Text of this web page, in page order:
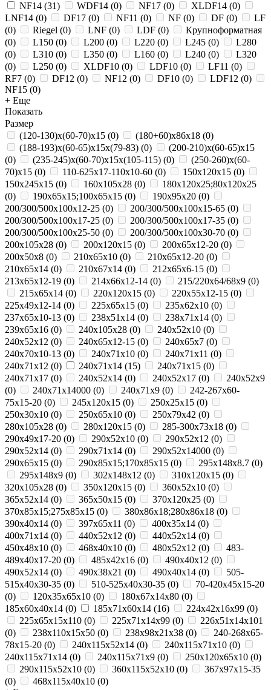
NF14 (31) WDF14 (0) NF17 (0) XLDF14 (0)
LNF14 (0) DF17 (0) NF11 (0) NF (0) DF (0)
LF
(0) Riegel (0) LNF (0) LDF (0)
Крупноформатная
(0) L150 (0) L200 (0) L220 (0) L245 (0)
L280
(0) L310 (0) L350 (0) L160 (0) L240 (0)
L320
(0) L250 (0) XLDF10 (0) LDF10 (0) LF11 (0)
RF7 (0) DF12 (0) NF12 (0) DF10 (0) LDF12 (0)
NF15 (0)
+ Еще
Показать
Размер
(120-130)х(60-70)х15 (0) (180+60)х86х18 (0)
(188-193)х(60-65)х15х(79-83) (0)
(200-210)х(60-65)х15
(0) (235-245)х(60-70)х15х(105-115) (0)
(250-260)х(60-
70)х15 (0) 110-625x17-110x10-60 (0) 150x120x15 (0)
150x245x15 (0) 160x105x28 (0)
180х120х25;80х120х25
(0) 190х65х15;100х65х15 (0) 190х95х20 (0)
200/300/500x100x12-25 (0) 200/300/500x100x15-65 (0)
200/300/500x100x17-25 (0) 200/300/500x100x17-35 (0)
200/300/500x100x25-50 (0) 200/300/500x100x30-70 (0)
200x105x28 (0) 200x120x15 (0) 200x65x12-20 (0)
200х50х8 (0) 210x65x10 (0) 210x65x12-20 (0)
210x65x14 (0) 210х67х14 (0) 212x65x6-15 (0)
213x65x12-19 (0) 214x66x12-14 (0) 215/220х64/68х9 (0)
215х65х14 (0) 220x120x15 (0) 220x55x12-15 (0)
225x49x12-14 (0) 225х65х15 (0) 235x62x10 (0)
237x65x10-13 (0) 238х51х14 (0) 238х71х14 (0)
239х65х16 (0) 240x105x28 (0) 240x52x10 (0)
240x52x12 (0) 240x65x12-15 (0) 240x65x7 (0)
240x70x10-13 (0) 240x71x10 (0) 240x71x11 (0)
240x71x12 (0) 240x71x14 (15) 240x71x15 (0)
240x71x17 (0) 240х52х14 (0) 240х52х17 (0)
240х52х9
(0) 240х71х14000 (0) 240х71х9 (0)
242-267x60-
75x15-20 (0) 245x120x15 (0) 250x25x15 (0)
250x30x10 (0) 250x65x10 (0) 250х79х42 (0)
280x105x28 (0) 280x120x15 (0) 285-300x73x18 (0)
290x49x17-20 (0) 290x52x10 (0) 290x52x12 (0)
290x52x14 (0) 290x71x14 (0) 290х52х14000 (0)
290х65х15 (0) 290х85х15;170х85х15 (0) 295х148х8.7 (0)
295х148х9 (0) 302х148х12 (0) 310x120x15 (0)
320x105x28 (0) 350x120x15 (0) 360х52х10 (0)
365x52x14 (0) 365х50х15 (0) 370х120х25 (0)
370х85х15;275х85х15 (0) 380х86х18;280х86х18 (0)
390x40x14 (0) 397x65x11 (0) 400х35х14 (0)
400х71х14 (0) 440x52x12 (0) 440х52х14 (0)
450x48x10 (0) 468x40x10 (0) 480х52х12 (0)
483-
489x40x17-20 (0) 485х42х16 (0) 490x40x12 (0)
490x52x14 (0) 490х38х21 (0) 490х40х14 (0)
505-
515x40x30-35 (0) 510-525x40x30-35 (0)
70-420x45x15-20
(0) 120x35x65x10 (0) 180х67х14х80 (0)
185x60x40x14 (0) 185х71х60х14 (16) 224х42х16х99 (0)
225х65х15х110 (0) 225х71х14х99 (0)
226х51х14х101
(0) 238х110х15х50 (0) 238х98х21х38 (0)
240-268x65-
78x15-20 (0) 240x115x52x14 (0) 240x115x71x10 (0)
240x115x71x14 (0) 240x115x71x9 (0) 250x120x65x10 (0)
290x115x52x10 (0) 360x115x52x10 (0)
367x97x15-35
(0) 468x115x40x10 (0)